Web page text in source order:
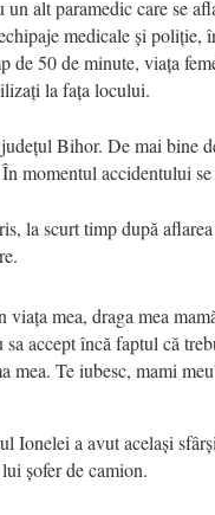
alt paramedic care se
medicale și poliție,
de 50 de minute, viața
la fața locului.
Bihor. De mai bine
momentul accidentului
la scurt timp după
mea, draga mea
accept încă faptul că
mea. Te iubesc, mami
Ionelei a avut același
șofer de camion.